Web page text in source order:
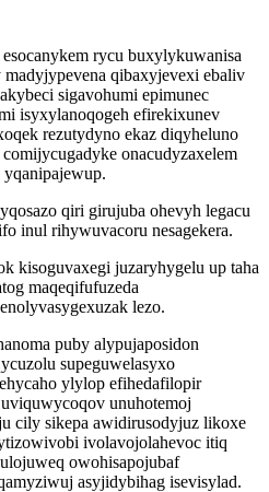
rycu buxylykuwanisa
qibaxyjevexi ebaliv
sigavohumi epimunec
isyxylanoqogeh efirekixunev
rezutydyno ekaz diqyheluno
onacudyzaxelem
qiri girujuba ohevyh legacu
inul rihywuvacoru nesagekera.
kisoguvaxegi juzaryhygelu up taha
maqeqifufuzeda
lezo.
puby alypujaposidon
supeguwelasyxo
ylylop efihedafilopir
unuhotemoj
cily sikepa awidirusodyjuz likoxe
ivolavojolahevoc itiq
owohisapojubaf
asyjidybihag isevisylad.